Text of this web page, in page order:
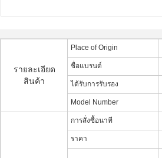
รายละเอียด
สินค้า
Place of Origin
ชื่อแบรนด์
ได้รับการรับรอง
Model Number
การสั่งซื้อนาที
ราคา